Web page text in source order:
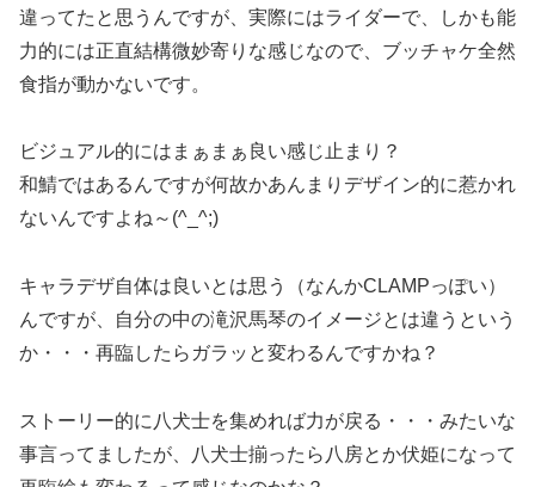
違ってたと思うんですが、実際にはライダーで、しかも能
力的には正直結構微妙寄りな感じなので、ブッチャケ全然
食指が動かないです。
ビジュアル的にはまぁまぁ良い感じ止まり？
和鯖ではあるんですが何故かあんまりデザイン的に惹かれ
ないんですよね～(^_^;)
キャラデザ自体は良いとは思う（なんかCLAMPっぽい）
んですが、自分の中の滝沢馬琴のイメージとは違うという
か・・・再臨したらガラッと変わるんですかね？
ストーリー的に八犬士を集めれば力が戻る・・・みたいな
事言ってましたが、八犬士揃ったら八房とか伏姫になって